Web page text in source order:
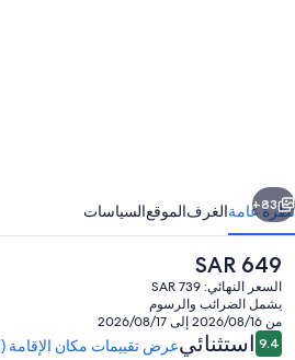
التالي
83+
نظرة عامةالغرفالموقعالسياسات
السعر
الحالي
هو
SAR
649
SAR 649
السعر النهائي: SAR 739
يشمل الضرائب والرسوم
من 2026/08/16 إلى 2026/08/17
التقييمات
9.49.4 من 10استثنائيعرض تقييمات مكان الإقامة (791 تقييماً)